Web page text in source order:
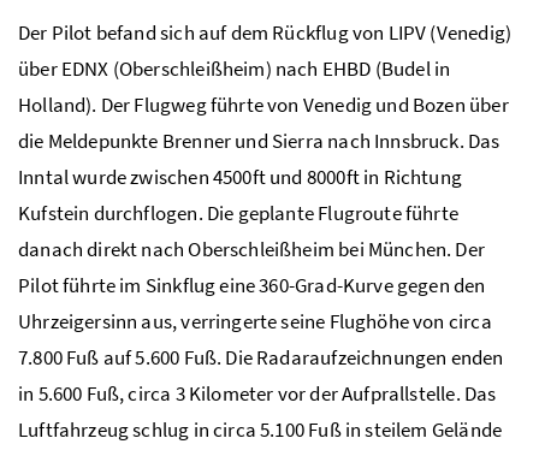
Der Pilot befand sich auf dem Rückflug von LIPV (Venedig)
über EDNX (Oberschleißheim) nach EHBD (Budel in
Holland). Der Flugweg führte von Venedig und Bozen über
die Meldepunkte Brenner und Sierra nach Innsbruck. Das
Inntal wurde zwischen 4500ft und 8000ft in Richtung
Kufstein durchflogen. Die geplante Flugroute führte
danach direkt nach Oberschleißheim bei München. Der
Pilot führte im Sinkflug eine 360-Grad-Kurve gegen den
Uhrzeigersinn aus, verringerte seine Flughöhe von circa
7.800 Fuß auf 5.600 Fuß. Die Radaraufzeichnungen enden
in 5.600 Fuß, circa 3 Kilometer vor der Aufprallstelle. Das
Luftfahrzeug schlug in circa 5.100 Fuß in steilem Gelände